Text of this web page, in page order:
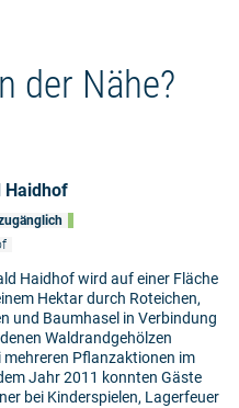
der Nähe?
Haidhof
Haidhof wird auf einer Fläche
Hektar durch Roteichen,
und Baumhasel in Verbindung
Waldrandgehölzen
mehreren Pflanzaktionen im
Jahr 2011 konnten Gäste
bei Kinderspielen, Lagerfeuer